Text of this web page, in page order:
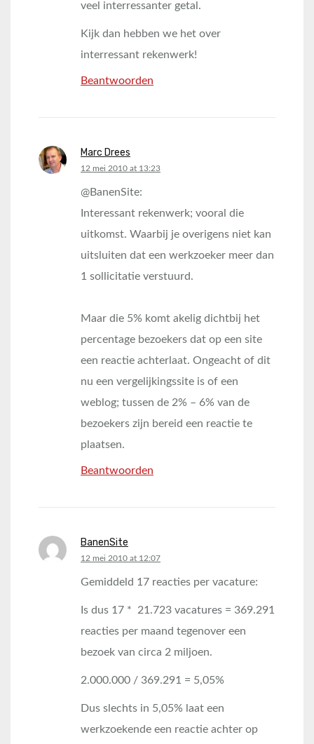
veel interressanter getal.
Kijk dan hebben we het over
interressant rekenwerk!
Beantwoorden
Marc Drees
says:
12 mei 2010 at 13:23
@BanenSite:
Interessant rekenwerk; vooral die
uitkomst. Waarbij je overigens niet kan
uitsluiten dat een werkzoeker meer dan
1 sollicitatie verstuurd.
Maar die 5% komt akelig dichtbij het
percentage bezoekers dat op een site
een reactie achterlaat. Ongeacht of dit
nu een vergelijkingssite is of een
weblog; tussen de 2% – 6% van de
bezoekers zijn bereid een reactie te
plaatsen.
Beantwoorden
BanenSite
says:
12 mei 2010 at 12:07
Gemiddeld 17 reacties per vacature:
Is dus 17 * 21.723 vacatures = 369.291
reacties per maand tegenover een
bezoek van circa 2 miljoen.
2.000.000 / 369.291 = 5,05%
Dus slechts in 5,05% laat een
werkzoekende een reactie achter op